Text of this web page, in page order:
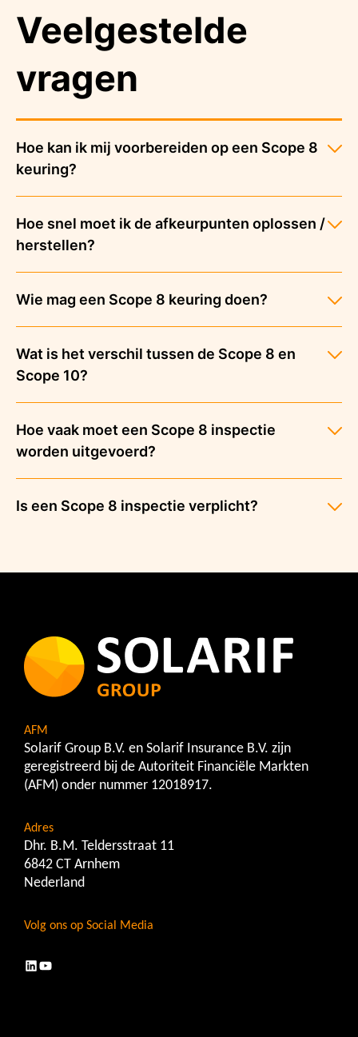
Veelgestelde
vragen
Hoe kan ik mij voorbereiden op een Scope 8
keuring?
Hoe snel moet ik de afkeurpunten oplossen /
herstellen?
Wie mag een Scope 8 keuring doen?
Wat is het verschil tussen de Scope 8 en
Scope 10?
Hoe vaak moet een Scope 8 inspectie
worden uitgevoerd?
Is een Scope 8 inspectie verplicht?
AFM
Solarif Group B.V. en Solarif Insurance B.V. zijn
geregistreerd bij de Autoriteit Financiële Markten
(AFM) onder nummer 12018917.
Adres
Dhr. B.M. Teldersstraat 11
6842 CT Arnhem
Nederland
Volg ons op Social Media
LinkedIn
YouTube